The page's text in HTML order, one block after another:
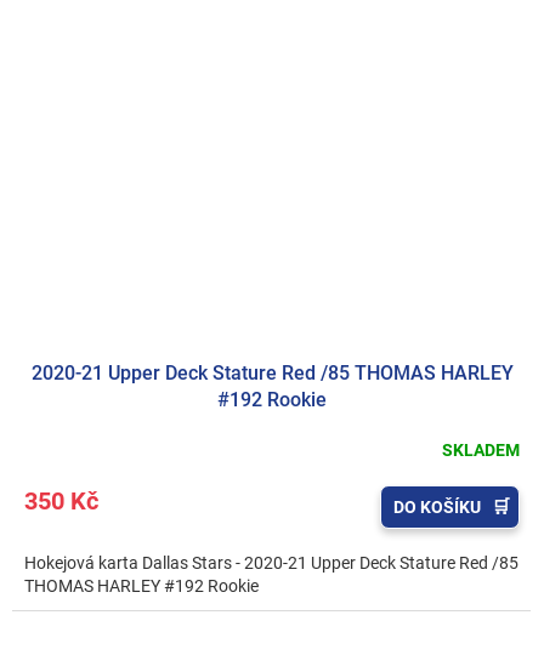
2020-21 Upper Deck Stature Red /85 THOMAS HARLEY
#192 Rookie
SKLADEM
350 Kč DO KOŠÍKU
Hokejová karta Dallas Stars - 2020-21 Upper Deck Stature Red /85
THOMAS HARLEY #192 Rookie